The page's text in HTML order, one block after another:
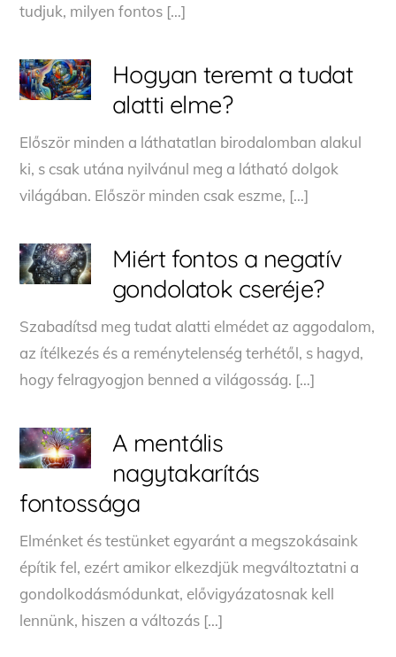
tudjuk, milyen fontos […]
Hogyan teremt a tudat
alatti elme?
Először minden a láthatatlan birodalomban alakul
ki, s csak utána nyilvánul meg a látható dolgok
világában. Először minden csak eszme, […]
Miért fontos a negatív
gondolatok cseréje?
Szabadítsd meg tudat alatti elmédet az aggodalom,
az ítélkezés és a reménytelenség terhétől, s hagyd,
hogy felragyogjon benned a világosság. […]
A mentális
nagytakarítás
fontossága
Elménket és testünket egyaránt a megszokásaink
építik fel, ezért amikor elkezdjük megváltoztatni a
gondolkodásmódunkat, elővigyázatosnak kell
lennünk, hiszen a változás […]